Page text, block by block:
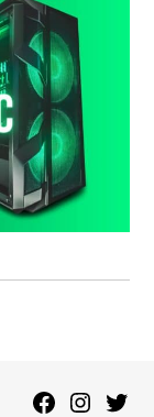
Facebook